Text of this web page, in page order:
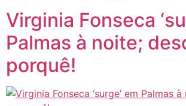
Virginia Fonseca
Palmas à noite;
porquê!